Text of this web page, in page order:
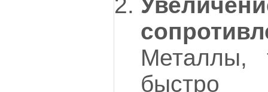
Металлы,
быстро